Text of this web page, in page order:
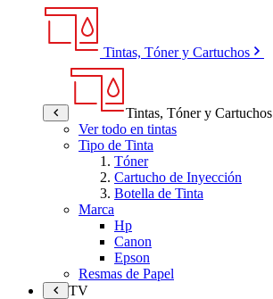
Tintas, Tóner y Cartuchos
Tintas, Tóner y Cartuchos
Ver todo en tintas
Tipo de Tinta
Tóner
Cartucho de Inyección
Botella de Tinta
Marca
Hp
Canon
Epson
Resmas de Papel
TV